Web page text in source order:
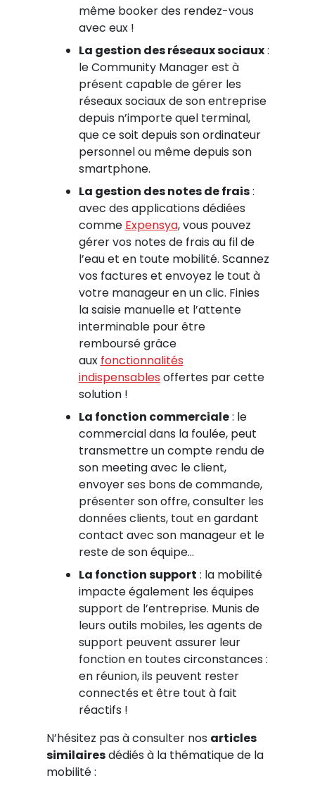
même booker des rendez-vous
avec eux !
La gestion des réseaux sociaux:
le Community Manager est à
présent capable de gérer les
réseaux sociaux de son entreprise
depuis n’importe quel terminal,
que ce soit depuis son ordinateur
personnel ou même depuis son
smartphone.
La gestion des notes de frais:
avec des applications dédiées
comme Expensya, vous pouvez
gérer vos notes de frais au fil de
l’eau et en toute mobilité. Scannez
vos factures et envoyez le tout à
votre manageur en un clic. Finies
la saisie manuelle et l’attente
interminable pour être
remboursé grâce
aux fonctionnalités
indispensables offertes par cette
solution !
La fonction commerciale: le
commercial dans la foulée, peut
transmettre un compte rendu de
son meeting avec le client,
envoyer ses bons de commande,
présenter son offre, consulter les
données clients, tout en gardant
contact avec son manageur et le
reste de son équipe…
La fonction support : la mobilité
impacte également les équipes
support de l’entreprise. Munis de
leurs outils mobiles, les agents de
support peuvent assurer leur
fonction en toutes circonstances :
en réunion, ils peuvent rester
connectés et être tout à fait
réactifs !
N’hésitez pas à consulter nos articles
similairesdédiés à la thématique de la
mobilité :